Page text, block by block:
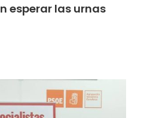
esperar las urnas